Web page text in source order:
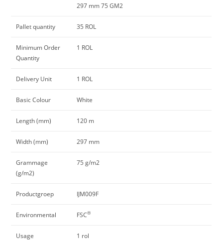
297 mm 75 GM2
Pallet quantity 35 ROL
Minimum Order
Quantity
1 ROL
Delivery Unit 1 ROL
Basic Colour White
Length (mm) 120 m
Width (mm) 297 mm
Grammage
(g/m2)
75 g/m2
Productgroep IJM009F
Environmental FSC®
Usage 1 rol